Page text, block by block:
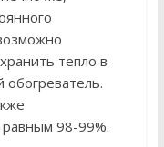
тепло в
98-99%.